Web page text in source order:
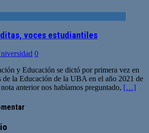
voces estudiantiles
0
y Educación se dictó por primera vez en
de la Educación de la UBA en el año 2021 de
anterior nos habíamos preguntado, […]